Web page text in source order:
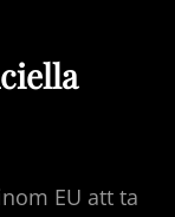
EU att ta